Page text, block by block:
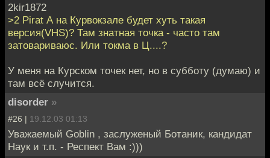
2kir1872
>2 Pirat А на Курвокзале будет хуть такая
версия(VHS)? Там знатная точка - часто там
затовариваюс. Или токма в Ц....?
У меня на Курском точек нет, но в субботу (думаю) и
там всё случится.
disorder »
#26 | 19.12.03 01:13
Уважаемый Goblin , заслуженый Ботаник, кандидат
Наук и т.п. - Респект Вам :)))